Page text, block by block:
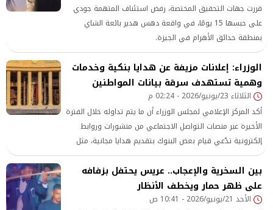
قررت جهات التحقيق المختصة، رفض استئناف المتهمة جودي
على حبسها 15 يومًا، في واقعة دهس هدير بائعة الشاي
بمنطقة حدائق الأهرام في الجيزة.
الوزراء: إعلانات مزيفة عن هدايا بنكية وخدمات
وهمية تستهدف سرقة بيانات المواطنين
الثلاثاء 23/يونيو/2026 - 02:24 م
أكد المركز الإعلامي لمجلس الوزراء أن ما يتم تداوله خلال الفترة
الأخيرة عبر منصات التواصل الاجتماعي من منشورات وروابط
إلكترونية تدّعي قيام بعض البنوك بتقديم هدايا مجانية، مثل
ساعات ذكية أو مبالغ مالية أو خدمات مصرفية دون مقابل،
مقابل قيام العملاء بإدخال بياناتهم البنكية أو الشخصية، هي
ادعاءات مضللة ومزيفة ولا أساس لها من الصحة.
بين السخرية والإعجاب.. عريس يحتفل بزفافه
على ظهر حمار ويخطف الأنظار
الأحد 21/يونيو/2026 - 10:41 ص